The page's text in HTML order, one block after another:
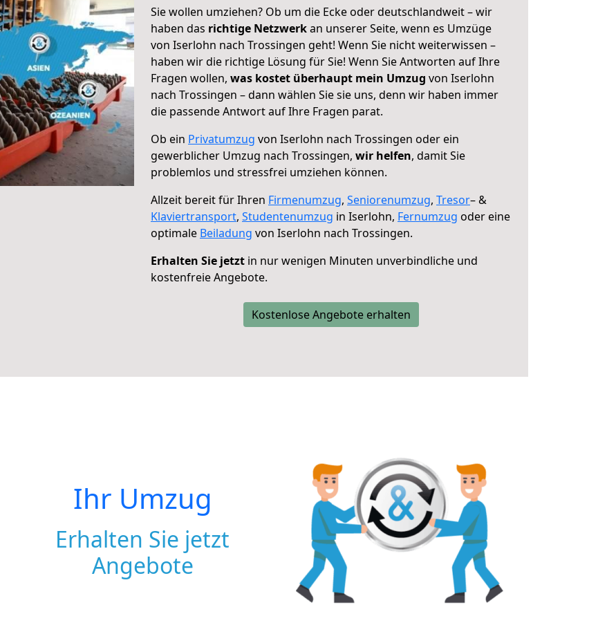
Sie wollen umziehen? Ob um die Ecke oder deutschlandweit – wir
haben das richtige Netzwerkan unserer Seite, wenn es Umzüge
von Iserlohn nach Trossingen geht! Wenn Sie nicht weiterwissen –
haben wir die richtige Lösung für Sie! Wenn Sie Antworten auf Ihre
Fragen wollen, was kostet überhaupt mein Umzug von Iserlohn
nach Trossingen – dann wählen Sie sie uns, denn wir haben immer
die passende Antwort auf Ihre Fragen parat.
Ob ein Privatumzug von Iserlohn nach Trossingen oder ein
gewerblicher Umzug nach Trossingen, wir helfen, damit Sie
problemlos und stressfrei umziehen können.
Allzeit bereit für Ihren Firmenumzug, Seniorenumzug, Tresor– &
Klaviertransport, Studentenumzug in Iserlohn, Fernumzug oder eine
optimale Beiladung von Iserlohn nach Trossingen.
Erhalten Sie jetzt in nur wenigen Minuten unverbindliche und
kostenfreie Angebote.
Kostenlose Angebote erhalten
Ihr Umzug
Erhalten Sie jetzt
Angebote